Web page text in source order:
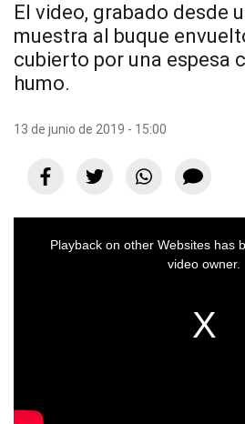
El video, grabado desde
muestra al buque
cubierto por una espesa
humo.
13 de junio de 2019 - 15:00
Playback on other Websites has
video owner.